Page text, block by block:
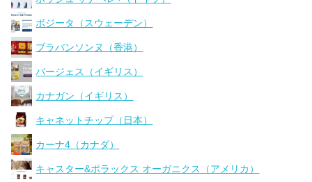
ボジータ（スウェーデン）
ブラバンソンヌ（香港）
バージェス（イギリス）
カナガン（イギリス）
キャネットチップ（日本）
カーナ4（カナダ）
キャスター&ポラックス オーガニクス（アメリカ）